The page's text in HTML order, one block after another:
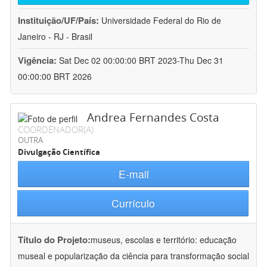
Instituição/UF/País: Universidade Federal do Rio de
Janeiro - RJ - Brasil
Vigência: Sat Dec 02 00:00:00 BRT 2023-Thu Dec 31
00:00:00 BRT 2026
Andrea Fernandes Costa
COORDENADOR(A)
OUTRA
Divulgação Científica
E-mail
Currículo
Título do Projeto:museus, escolas e território: educação
museal e popularização da ciência para transformação social